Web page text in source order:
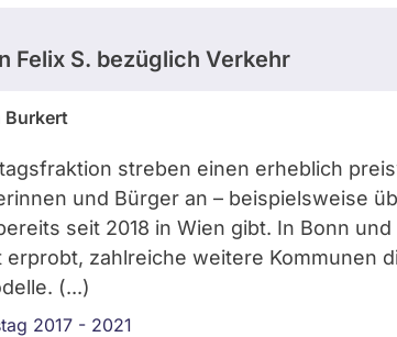
Felix S. bezüglich Verkehr
Burkert
streben einen erheblich
und Bürger an – beispielsweise
seit 2018 in Wien gibt. In Bonn
zahlreiche weitere Kommunen
(...)
2017 - 2021